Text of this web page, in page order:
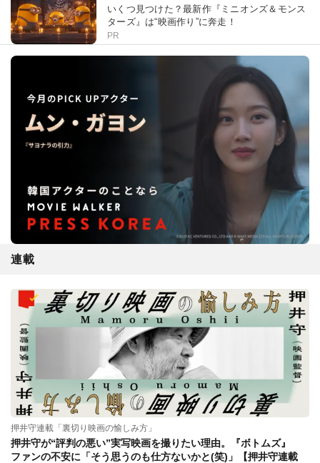
いくつ見つけた？最新作『ミニオンズ＆モンス
ターズ』は“映画作り”に奔走！
PR
連載
押井守連載「裏切り映画の愉しみ方」
押井守が“評判の悪い”実写映画を撮りたい理由。『ボトムズ』
ファンの不安に「そう思うのも仕方ないかと(笑)」【押井守連載